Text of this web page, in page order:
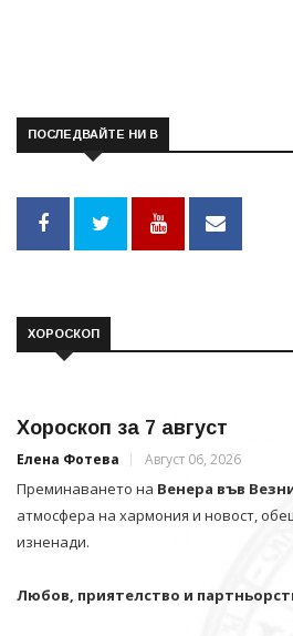
ПОСЛЕДВАЙТЕ НИ В
ХОРОСКОП
Хороскоп за 7 август
Елена Фотева Август 06, 2026
Преминаването на Венера във
атмосфера на хармония и новост,
изненади.
Любов, приятелство и